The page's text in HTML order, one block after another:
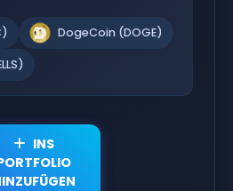
DogeCoin (DOGE)
INS